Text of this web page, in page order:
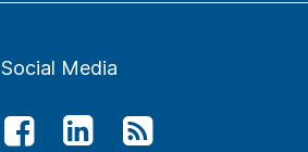
Social Media